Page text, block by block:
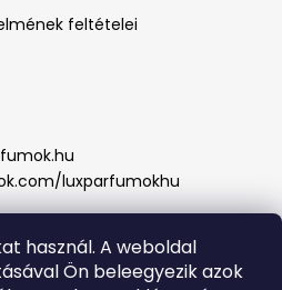
használ. A weboldal
Ön beleegyezik azok
feltételei
luxparfumokhu